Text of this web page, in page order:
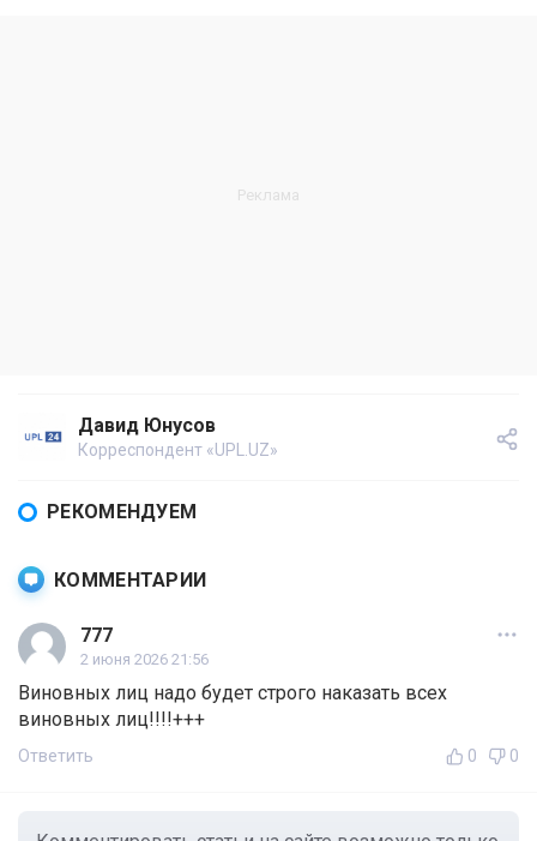
Давид Юнусов
Корреспондент «UPL.UZ»
РЕКОМЕНДУЕМ
КОММЕНТАРИИ
777
2 июня 2026 21:56
Виновных лиц надо будет строго наказать всех
виновных лиц!!!!+++
Ответить 0 0